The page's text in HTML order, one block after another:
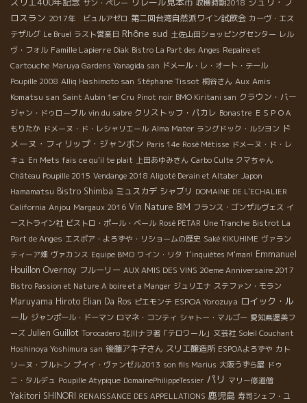
サン・ペレー 収穫時期2018
ロスラン 2017年 ビュルアゼロ 第二回台湾自然派ワイン試飲会 カーヴ・エス
テザルグ Le Bruel ラスト営業日 Rhône sud 土佐山田ショッピングセンター レル
ヴ・フォル Famille Lapierre Diak Bistro La Part des Anges Repaire et
Cartouche Maruya Gardens Yanagida san ドメール・レ・オート・テール
Poupille 2008 Alliq Hashimoto san Stéphane Tissot 桐谷さん Aux Amis
Komatsu san Saint Aubin 1er Cru Pinot noir BMO Kiritani san クラウン・バー
ジャン・ドゥローブル vin du sabre クリストッフ・パカレ Bonastre ＥＳＰＯＡ
もりたか ドメーヌ・ド・レシャリエール Alma Mater ラングドック・ルシヨン ド
メーヌ・フィリップ・ジャンボン Paris 14e Rosé Métisse ドメーヌ・ド・レ
キュ En Mets fais ce qu'il te plait 上田あゆみさん Carbo Culte クマちゃん
Château Poupille 2015 Vendange 2018 Aligoté Derain et Altaber Japon
Hamamatsu Bistro Shimba ミュスカデ シャブリ DOMAINE DE L'ECHALIER
California Anjou Margaux 2016 Vin Nature BIM フランス・ゴンザルヴェス イ
ーストライン社 ビストロ・ポール・ベール Rosé PETAR Une Tranche Bistrot La
Part de Anges エスポア・よろずや・リショームの歴史 Saké KIKUHIME ヴァラン
ティーア畑 ヴァカンス Equipe BMO ワイン・リタ T'inquiètes M'man! Emmanuel
Houillon Overnoy フルーリー AUX AMIS DES VINS 20eme Anniversaire 2017
Bistro Passion et Nature A boire et a Manger ジュリエナ ステファン・モラン
Maruyama Hiroto Elian Da Ros ピエモンテ ESPOA Yorozuya ロイック・ル
ール ジャンポール・ドーマン ロマネ・コンティ シャトー・マルゴー 愛知県渥美フ
ーズ Julien Guillot Torocadero 北川ナヲ著「テロワール」文芸社 Soleil Couchant
Hoshinoya Yoshimura san 後藤アキ子さん スリエ醸造所 ESPOAよろずや カト
リーヌ・ブルトン プイイ・ヴァンゼル2013 son fils Marius 大阪うずら屋 ドゥ
ニ・タルデュ Poupille Atypique DomainePhilippeTessier パリ マリー修道僧
Yakitori SHINORI RENAISSANCE DES APPELLATIONS 鹿児島 寿司シェフ・ユ